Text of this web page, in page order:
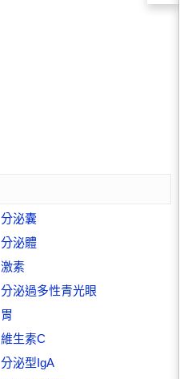
分泌囊
分泌體
激素
分泌過多性青光眼
胃
維生素C
分泌型IgA